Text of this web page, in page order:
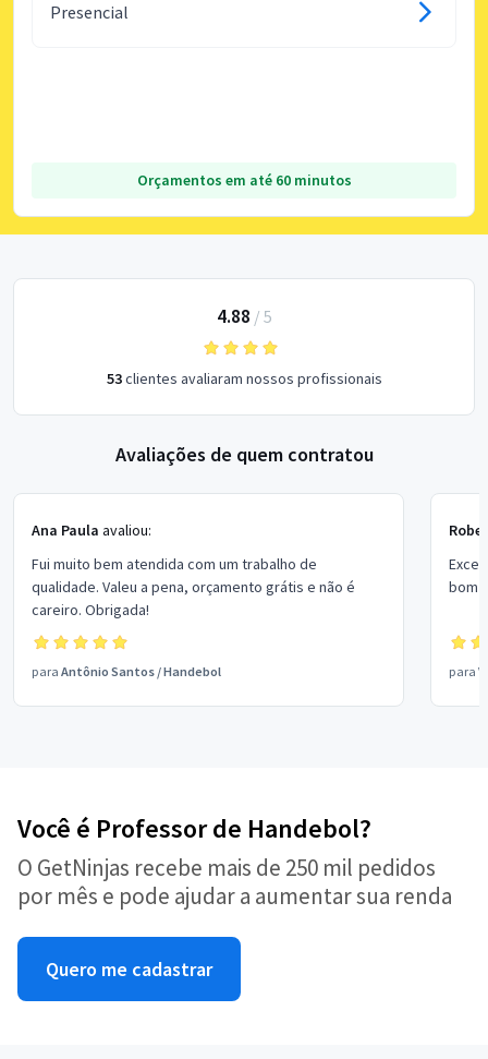
Presencial
Orçamentos em até 60 minutos
4.88 / 5
53clientes avaliaram nossos profissionais
Avaliações de quem contratou
Ana Paula avaliou:
Fui muito bem atendida com um trabalho de
qualidade. Valeu a pena, orçamento grátis e não é
careiro. Obrigada!
para Antônio Santos /Handebol
bom
para
Você é Professor de Handebol?
O GetNinjas recebe mais de 250 mil pedidos
por mês e pode ajudar a aumentar sua renda
Quero me cadastrar